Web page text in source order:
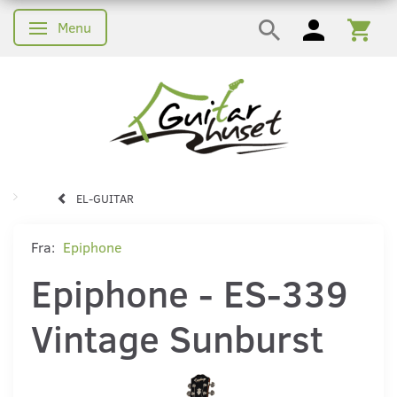
Skifte navigation
Menu
EL-GUITAR
Fra: Epiphone
Epiphone - ES-339
Vintage Sunburst